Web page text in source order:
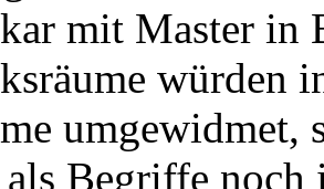
mit Master in
würden
umgewidmet,
Begriffe noch